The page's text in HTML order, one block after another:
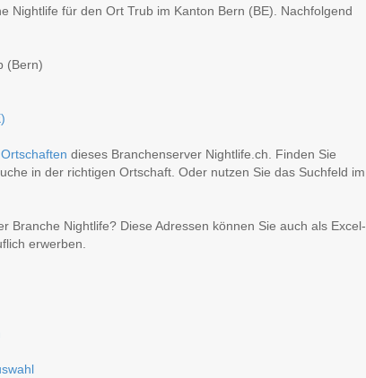
Nightlife für den Ort Trub im Kanton Bern (BE). Nachfolgend
(Bern)
Ortschaften dieses Branchenserver Nightlife.ch. Finden Sie
in der richtigen Ortschaft. Oder nutzen Sie das Suchfeld im
Branche Nightlife? Diese Adressen können Sie auch als Excel-
erwerben.